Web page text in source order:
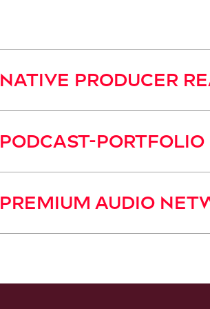
NATIVE PRODUCER
PODCAST-PORTFOLIO
PREMIUM AUDIO